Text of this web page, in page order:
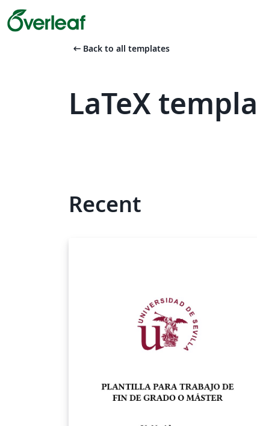
arrow_left_alt Back to all templates
LaTeX
Recent